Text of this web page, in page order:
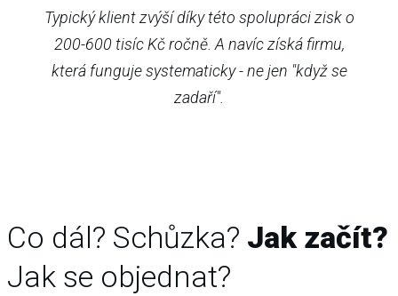
Typický klient zvýší díky této spolupráci zisk o
200-600 tisíc Kč ročně. A navíc získá firmu,
která funguje systematicky - ne jen "když se
zadaří".
Co dál? Schůzka? Jak začít?
Jak se objednat?